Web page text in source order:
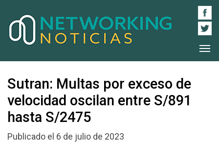
Sutran: Multas por exceso de
velocidad oscilan entre S/891
hasta S/2475
Publicado el 6 de julio de 2023